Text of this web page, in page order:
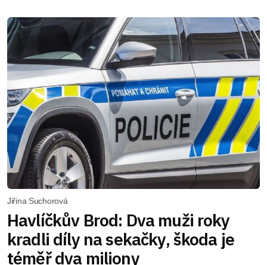
Jiřina Suchorová
Havlíčkův Brod: Dva muži roky
kradli díly na sekačky, škoda je
téměř dva miliony